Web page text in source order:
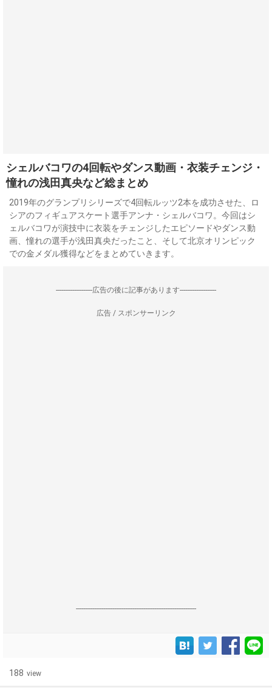
シェルバコワの4回転やダンス動画・衣装チェンジ・
憧れの浅田真央など総まとめ
2019年のグランプリシリーズで4回転ルッツ2本を成功させた、ロ
シアのフィギュアスケート選手アンナ・シェルバコワ。今回はシ
ェルバコワが演技中に衣装をチェンジしたエピソードやダンス動
画、憧れの選手が浅田真央だったこと、そして北京オリンピック
での金メダル獲得などをまとめていきます。
--------------------広告の後に記事があります--------------------
広告 / スポンサーリンク
------------------------------------------------------------------
188 view